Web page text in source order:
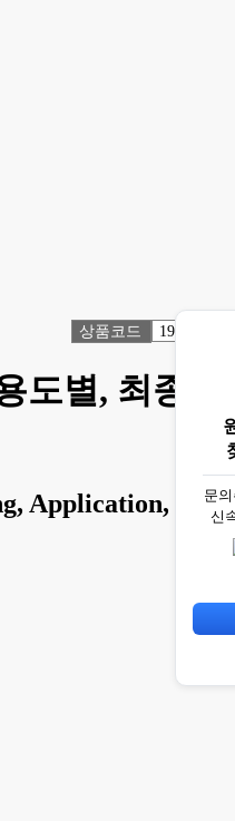
상품코드 1918454
도별, 최종
Application,
문
신